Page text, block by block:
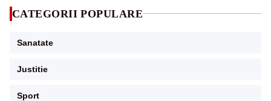
CATEGORII POPULARE
Sanatate
Justitie
Sport